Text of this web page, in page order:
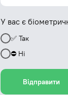
У вас є
✅ Так
⛔️ Ні
Відправити